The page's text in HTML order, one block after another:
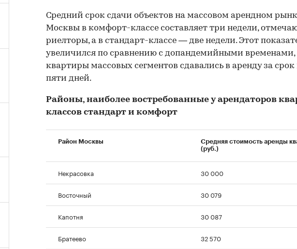
Средний срок сдачи объектов на массовом арендном
Москвы в комфорт-классе составляет три недели,
риелторы, а в стандарт-классе — две недели. Этот
увеличился по сравнению с допандемийными временами,
квартиры массовых сегментов сдавались в аренду за срок
пяти дней.
Районы, наиболее востребованные у арендаторов
классов стандарт и комфорт
Район Москвы
Средняя стоимость аренды
(руб.)
Некрасовка 30 000
Восточный 30 079
Капотня 30 087
Братеево 32 570